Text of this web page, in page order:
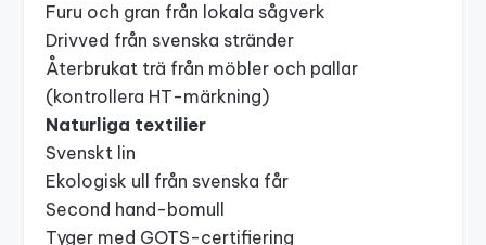
Furu och gran från lokala sågverk
Drivved från svenska stränder
Återbrukat trä från möbler och pallar
(kontrollera HT-märkning)
Naturliga textilier
Svenskt lin
Ekologisk ull från svenska får
Second hand-bomull
Tyger med GOTS-certifiering